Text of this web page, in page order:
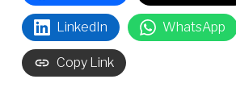
LinkedIn WhatsApp
Copy Link